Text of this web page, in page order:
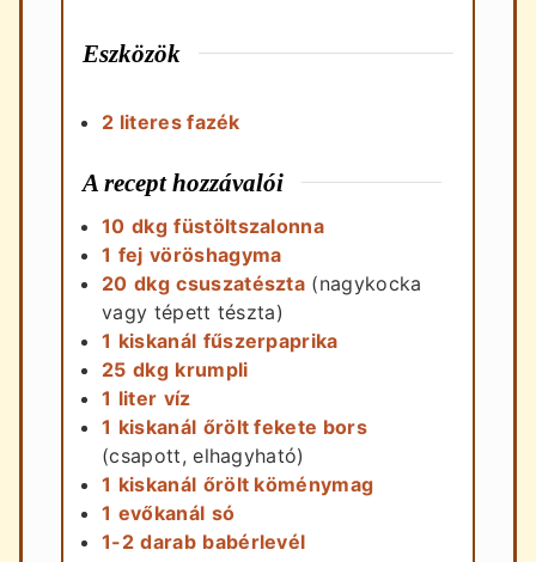
Eszközök
2 literes fazék
A recept hozzávalói
10 dkg füstöltszalonna
1 fej vöröshagyma
20 dkg csuszatészta (nagykocka
vagy tépett tészta)
1 kiskanál fűszerpaprika
25 dkg krumpli
1 liter víz
1 kiskanál őrölt fekete bors
(csapott, elhagyható)
1 kiskanál őrölt köménymag
1 evőkanál só
1-2 darab babérlevél